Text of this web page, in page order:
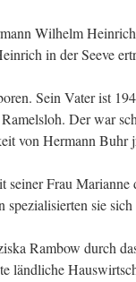
Wilhelm
in der Seeve
Sein Vater ist
Der war
von Hermann Buhr
Frau Marianne
sie
Rambow durch
ländliche